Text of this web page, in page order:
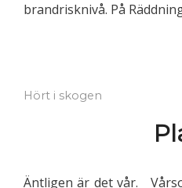
brandrisknivå. På
Hört i skogen
Äntligen är det vår.